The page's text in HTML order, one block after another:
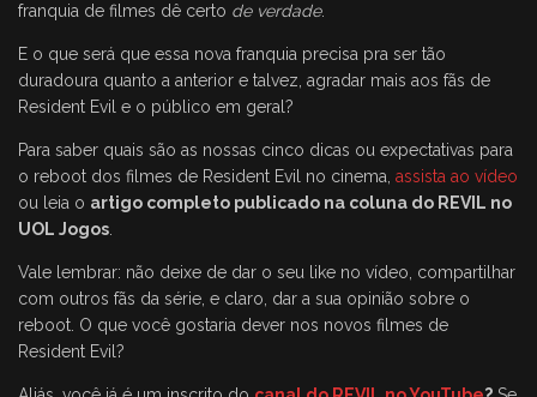
franquia de filmes dê certo de verdade.
E o que será que essa nova franquia precisa pra ser tão
duradoura quanto a anterior e talvez, agradar mais aos fãs de
Resident Evil e o público em geral?
Para saber quais são as nossas cinco dicas ou expectativas para
o reboot dos filmes de Resident Evil no cinema, assista ao vídeo
ou leia o artigo completo publicado na coluna do REVIL no
UOL Jogos
Vale lembrar: não deixe de dar o seu like no vídeo, compartilhar
com outros fãs da série, e claro, dar a sua opinião sobre o
reboot. O que você gostaria dever nos novos filmes de
Resident Evil?